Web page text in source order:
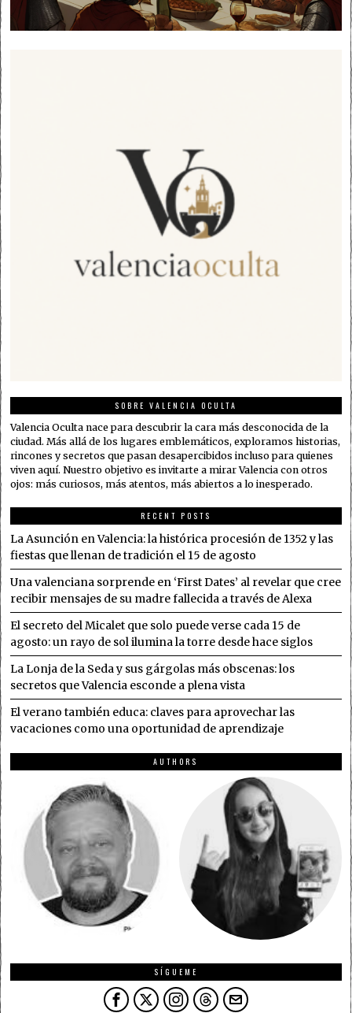
SOBRE VALENCIA OCULTA
Valencia Oculta nace para descubrir la cara más desconocida de la
ciudad. Más allá de los lugares emblemáticos, exploramos historias,
rincones y secretos que pasan desapercibidos incluso para quienes
viven aquí. Nuestro objetivo es invitarte a mirar Valencia con otros
ojos: más curiosos, más atentos, más abiertos a lo inesperado.
RECENT POSTS
La Asunción en Valencia: la histórica procesión de 1352 y las
fiestas que llenan de tradición el 15 de agosto
Una valenciana sorprende en ‘First Dates’ al revelar que cree
recibir mensajes de su madre fallecida a través de Alexa
El secreto del Micalet que solo puede verse cada 15 de
agosto: un rayo de sol ilumina la torre desde hace siglos
La Lonja de la Seda y sus gárgolas más obscenas: los
secretos que Valencia esconde a plena vista
El verano también educa: claves para aprovechar las
vacaciones como una oportunidad de aprendizaje
AUTHORS
SÍGUEME